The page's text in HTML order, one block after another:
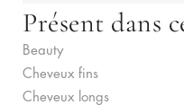
Présent dans
Beauty
Cheveux fins
Cheveux longs